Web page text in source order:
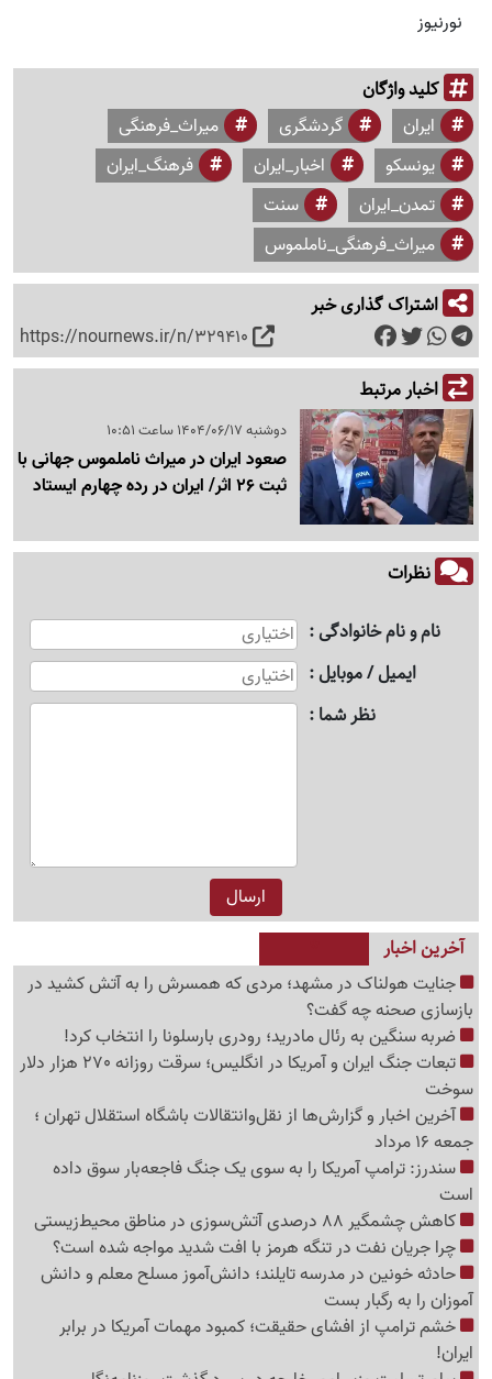
نورنیوز
کلید واژگان
ایران گردشگری
میراث_فرهنگی
یونسکو
اخبار_ایران
فرهنگ_ایران
تمدن_ایران
سنت
میراث_فرهنگی_ناملموس
اشتراک گذاری خبر
https://nournews.ir/n/329410
اخبار مرتبط
دوشنبه 1404/06/17 ساعت 10:51
صعود ایران در میراث ناملموس جهانی با
ثبت 26 اثر/ ایران در رده چهارم ایستاد
نظرات
نام و نام خانوادگی
ایمیل / موبایل
نظر شما
آخرین اخبار
جنایت هولناک در مشهد؛ مردی که همسرش را به آتش کشید در
بازسازی صحنه چه گفت؟
ضربه سنگین به رئال مادرید؛ رودری بارسلونا را انتخاب کرد!
تبعات جنگ ایران و آمریکا در انگلیس؛ سرقت روزانه 270 هزار دلار
سوخت
آخرین اخبار و گزارش‌ها از نقل‌وانتقالات باشگاه استقلال تهران ؛
جمعه 16 مرداد
سندرز: ترامپ آمریکا را به سوی یک جنگ فاجعه‌بار سوق داده
است
کاهش چشمگیر 88 درصدی آتش‌سوزی در مناطق محیط‌زیستی
چرا جریان نفت در تنگه هرمز با افت شدید مواجه شده است؟
حادثه خونین در مدرسه تایلند؛ دانش‌آموز مسلح معلم و دانش
آموزان را به رگبار بست
خشم ترامپ از افشای حقیقت؛ کمبود مهمات آمریکا در برابر
ایران!